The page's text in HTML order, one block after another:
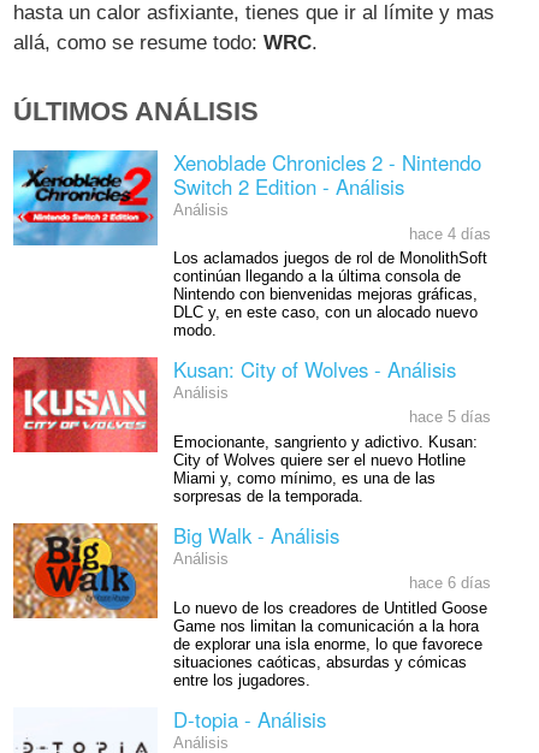
hasta un calor asfixiante, tienes que ir al límite y mas
allá, como se resume todo:WRC.
ÚLTIMOS ANÁLISIS
Xenoblade Chronicles 2 - Nintendo
Switch 2 Edition - Análisis
Análisis
hace 4 días
Los aclamados juegos de rol de MonolithSoft
continúan llegando a la última consola de
Nintendo con bienvenidas mejoras gráficas,
DLC y, en este caso, con un alocado nuevo
modo.
Kusan: City of Wolves - Análisis
Análisis
hace 5 días
Emocionante, sangriento y adictivo. Kusan:
City of Wolves quiere ser el nuevo Hotline
Miami y, como mínimo, es una de las
sorpresas de la temporada.
Big Walk - Análisis
Análisis
hace 6 días
Lo nuevo de los creadores de Untitled Goose
Game nos limitan la comunicación a la hora
de explorar una isla enorme, lo que favorece
situaciones caóticas, absurdas y cómicas
entre los jugadores.
D-topia - Análisis
Análisis